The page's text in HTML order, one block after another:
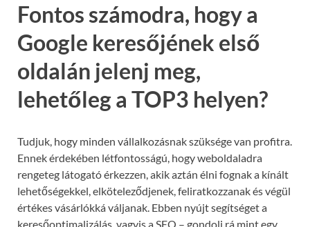
Fontos számodra, hogy a
Google keresőjének első
oldalán jelenj meg,
lehetőleg a TOP3 helyen?
Tudjuk, hogy minden vállalkozásnak szüksége van profitra.
Ennek érdekében létfontosságú, hogy weboldaladra
rengeteg látogató érkezzen, akik aztán élni fognak a kínált
lehetőségekkel, elköteleződjenek, feliratkozzanak és végül
értékes vásárlókká váljanak. Ebben nyújt segítséget a
keresőoptimalizálás, vagyis a SEO – gondolj rá mint egy